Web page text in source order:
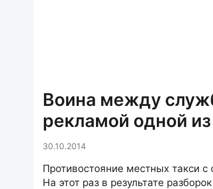
Воина между
рекламой одной
30.10.2014
Противостояние местных такси
На этот раз в результате